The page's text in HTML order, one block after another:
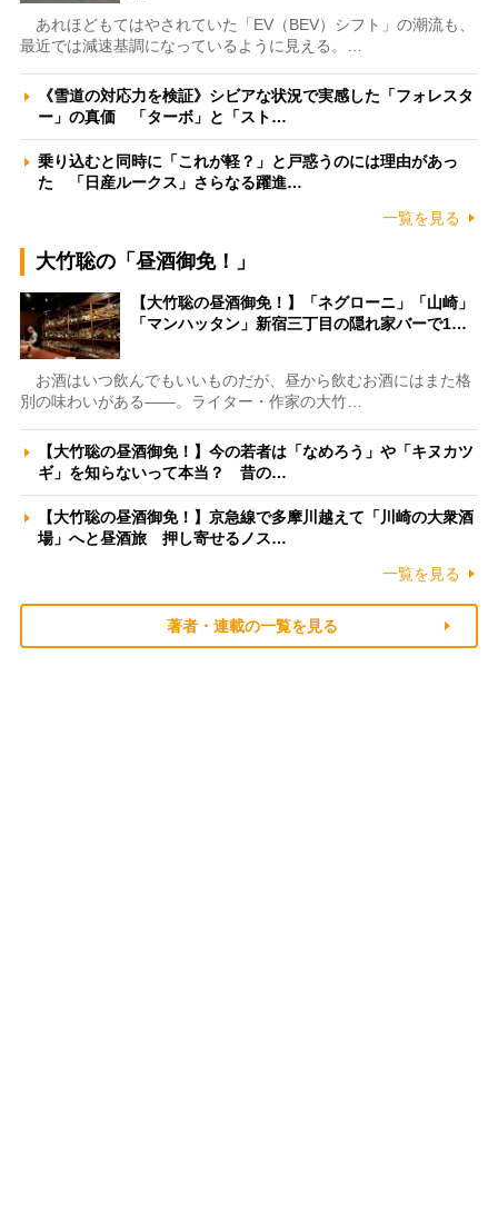
あれほどもてはやされていた「EV（BEV）シフト」の潮流も、
最近では減速基調になっているように見える。…
《雪道の対応力を検証》シビアな状況で実感した「フォレスタ
ー」の真価 「ターボ」と「スト…
乗り込むと同時に「これが軽？」と戸惑うのには理由があっ
た 「日産ルークス」さらなる躍進…
一覧を見る
大竹聡の「昼酒御免！」
【大竹聡の昼酒御免！】「ネグローニ」「山崎」
「マンハッタン」新宿三丁目の隠れ家バーで1…
お酒はいつ飲んでもいいものだが、昼から飲むお酒にはまた格
別の味わいがある――。ライター・作家の大竹…
【大竹聡の昼酒御免！】今の若者は「なめろう」や「キヌカツ
ギ」を知らないって本当？ 昔の…
【大竹聡の昼酒御免！】京急線で多摩川越えて「川崎の大衆酒
場」へと昼酒旅 押し寄せるノス…
一覧を見る
著者・連載の一覧を見る